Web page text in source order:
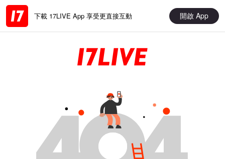
下載 17LIVE App 享受更直接互動 開啟 App